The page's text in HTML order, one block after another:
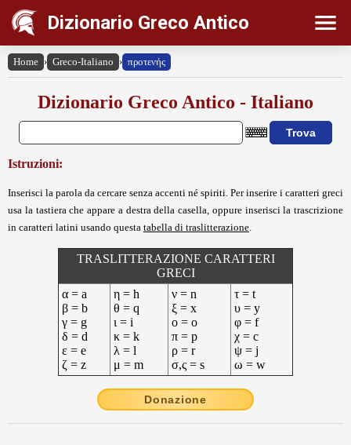
Dizionario Greco Antico
Home › Greco-Italiano › προτενής
Dizionario Greco Antico - Italiano
Istruzioni:
Inserisci la parola da cercare senza accenti né spiriti. Per inserire i caratteri greci
usa la tastiera che appare a destra della casella, oppure inserisci la trascrizione
in caratteri latini usando questa tabella di traslitterazione
TRASLITTERAZIONE CARATTERI
GRECI
α = a
β = b
γ = g
δ = d
ε = e
ζ = z
η = h
θ = q
ι = i
κ = k
λ = l
μ = m
ν = n
ξ = x
ο = o
π = p
ρ = r
σ,ς = s
τ = t
υ = y
φ = f
χ = c
ψ = j
ω = w
Donazione